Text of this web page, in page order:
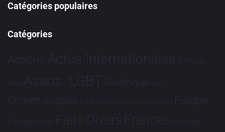
Catégories populaires
Catégories
Actions Actus Internationales Afrique
Asie Assos. LGBT Bioéthique Brève
Communiqués Culture Dialogues France-Brésil Europe
Evénements Faits Divers France Hommage